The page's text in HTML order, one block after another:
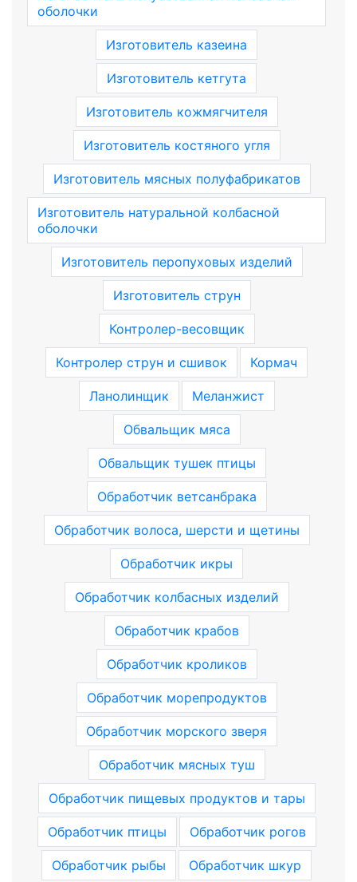
оболочки
Изготовитель казеина
Изготовитель кетгута
Изготовитель кожмягчителя
Изготовитель костяного угля
Изготовитель мясных полуфабрикатов
Изготовитель натуральной колбасной
оболочки
Изготовитель перопуховых изделий
Изготовитель струн
Контролер-весовщик
Контролер струн и сшивок Кормач
Ланолинщик Меланжист
Обвальщик мяса
Обвальщик тушек птицы
Обработчик ветсанбрака
Обработчик волоса, шерсти и щетины
Обработчик икры
Обработчик колбасных изделий
Обработчик крабов
Обработчик кроликов
Обработчик морепродуктов
Обработчик морского зверя
Обработчик мясных туш
Обработчик пищевых продуктов и тары
Обработчик птицы Обработчик рогов
Обработчик рыбы Обработчик шкур